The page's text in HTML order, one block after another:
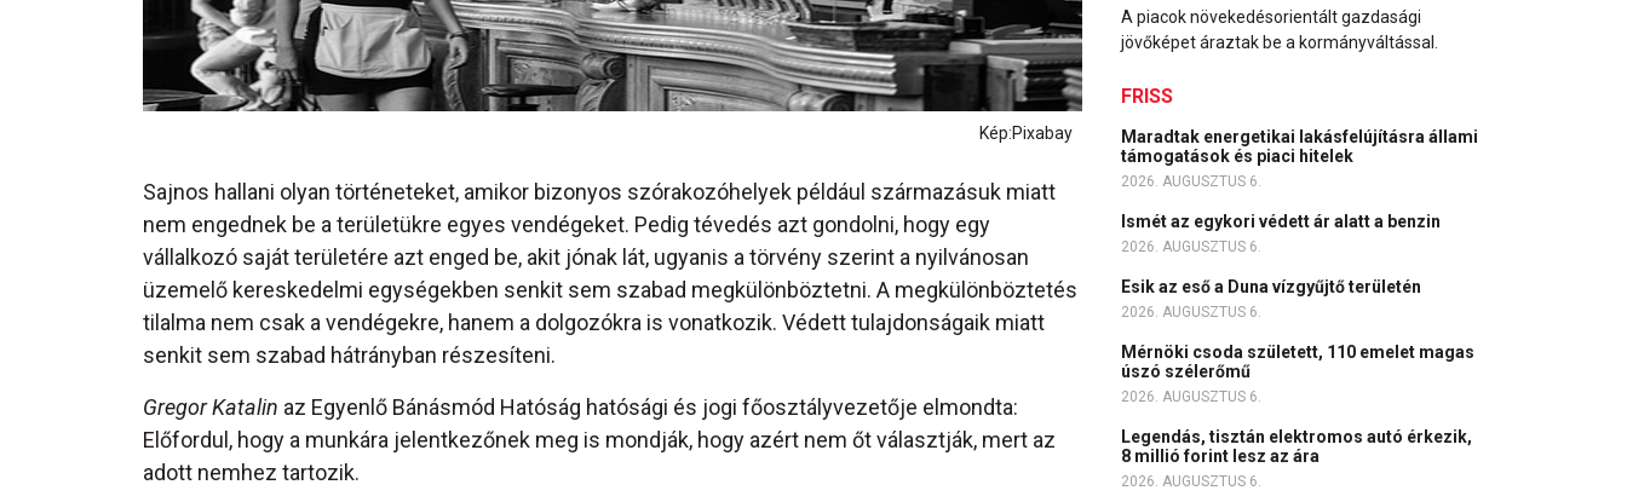
Kép:Pixabay
Sajnos hallani olyan történeteket, amikor bizonyos szórakozóhelyek például származásuk miatt
nem engednek be a területükre egyes vendégeket. Pedig tévedés azt gondolni, hogy egy
vállalkozó saját területére azt enged be, akit jónak lát, ugyanis a törvény szerint a nyilvánosan
üzemelő kereskedelmi egységekben senkit sem szabad megkülönböztetni. A megkülönböztetés
tilalma nem csak a vendégekre, hanem a dolgozókra is vonatkozik. Védett tulajdonságaik miatt
senkit sem szabad hátrányban részesíteni.
Gregor Katalin az Egyenlő Bánásmód Hatóság hatósági és jogi főosztályvezetője elmondta:
Előfordul, hogy a munkára jelentkezőnek meg is mondják, hogy azért nem őt választják, mert az
adott nemhez tartozik.
A piacok növekedésorientált gazdasági
jövőképet áraztak be a kormányváltással.
FRISS
Maradtak energetikai lakásfelújításra állami
támogatások és piaci hitelek
2026. AUGUSZTUS 6.
Ismét az egykori védett ár alatt a benzin
2026. AUGUSZTUS 6.
Esik az eső a Duna vízgyűjtő területén
2026. AUGUSZTUS 6.
Mérnöki csoda született, 110 emelet magas
úszó szélerőmű
2026. AUGUSZTUS 6.
Legendás, tisztán elektromos autó érkezik,
8 millió forint lesz az ára
2026. AUGUSZTUS 6.